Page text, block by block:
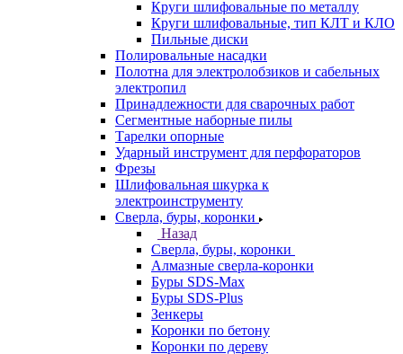
Круги шлифовальные по металлу
Круги шлифовальные, тип КЛТ и КЛО
Пильные диски
Полировальные насадки
Полотна для электролобзиков и сабельных
электропил
Принадлежности для сварочных работ
Сегментные наборные пилы
Тарелки опорные
Ударный инструмент для перфораторов
Фрезы
Шлифовальная шкурка к
электроинструменту
Сверла, буры, коронки
Назад
Сверла, буры, коронки
Алмазные сверла-коронки
Буры SDS-Max
Буры SDS-Plus
Зенкеры
Коронки по бетону
Коронки по дереву